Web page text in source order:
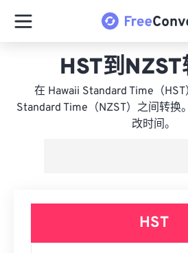
HST到
在 Hawaii Standard Time（
Standard Time（NZST）之间转换
改时间。
HST